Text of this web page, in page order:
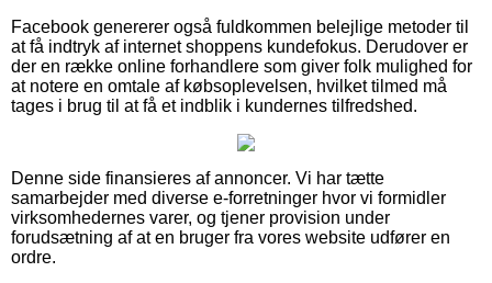
Facebook genererer også fuldkommen belejlige metoder til
at få indtryk af internet shoppens kundefokus. Derudover er
der en række online forhandlere som giver folk mulighed for
at notere en omtale af købsoplevelsen, hvilket tilmed må
tages i brug til at få et indblik i kundernes tilfredshed.
Denne side finansieres af annoncer. Vi har tætte
samarbejder med diverse e-forretninger hvor vi formidler
virksomhedernes varer, og tjener provision under
forudsætning af at en bruger fra vores website udfører en
ordre.